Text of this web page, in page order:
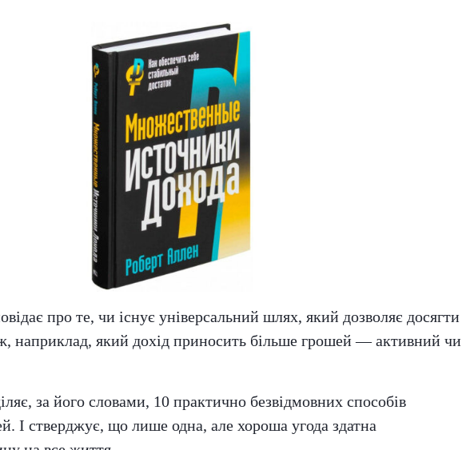
про те, чи існує універсальний шлях, який дозволяє досягти
наприклад, який дохід приносить більше грошей — активний чи
за його словами, 10 практично безвідмовних способів
І стверджує, що лише одна, але хороша угода здатна